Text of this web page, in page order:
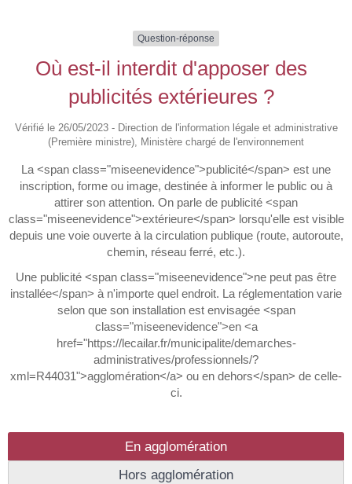
Question-réponse
Où est-il interdit d'apposer des
publicités extérieures ?
Vérifié le 26/05/2023 - Direction de l'information légale et administrative
(Première ministre), Ministère chargé de l'environnement
La <span class="miseenevidence">publicité</span> est une
inscription, forme ou image, destinée à informer le public ou à
attirer son attention. On parle de publicité <span
class="miseenevidence">extérieure</span> lorsqu'elle est visible
depuis une voie ouverte à la circulation publique (route, autoroute,
chemin, réseau ferré, etc.).
Une publicité <span class="miseenevidence">ne peut pas être
installée</span> à n'importe quel endroit. La réglementation varie
selon que son installation est envisagée <span
class="miseenevidence">en <a
href="https://lecailar.fr/municipalite/demarches-
administratives/professionnels/?
xml=R44031">agglomération</a> ou en dehors</span> de celle-
ci.
En agglomération
Hors agglomération